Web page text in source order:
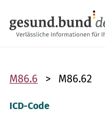
M86.6 M86.62
ICD-Code